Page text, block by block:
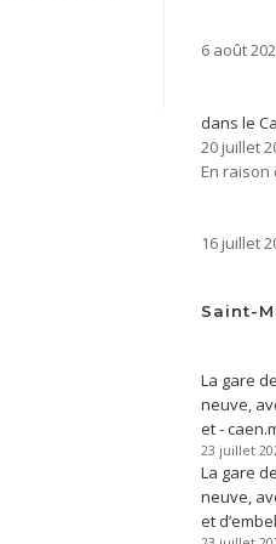
6 août
dans le
20 juillet
En raison
16 juillet
Saint-
La gare
neuve,
et -
23 juillet
La gare
neuve,
et